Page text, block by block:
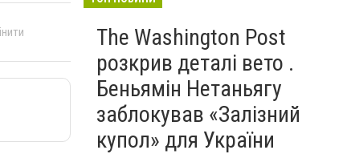
The Washington Post
розкрив деталі вето .
Беньямін Нетаньягу
заблокував «Залізний
купол» для України